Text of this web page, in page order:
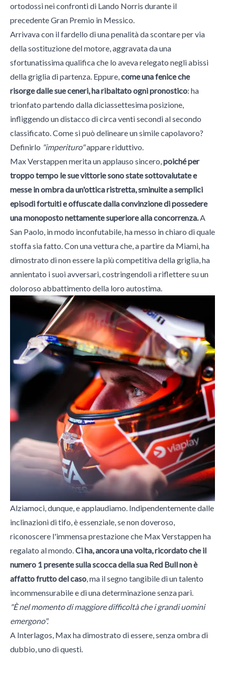
ortodossi nei confronti di Lando Norris durante il
precedente Gran Premio in Messico.
Arrivava con il fardello di una penalità da scontare per via
della sostituzione del motore, aggravata da una
sfortunatissima qualifica che lo aveva relegato negli abissi
della griglia di partenza. Eppure, come una fenice che
risorge dalle sue ceneri, ha ribaltato ogni pronostico: ha
trionfato partendo dalla diciassettesima posizione,
infliggendo un distacco di circa venti secondi al secondo
classificato. Come si può delineare un simile capolavoro?
Definirlo "imperituro"appare riduttivo.
Max Verstappen merita un applauso sincero, poiché per
troppo tempo le sue vittorie sono state sottovalutate e
messe in ombra da un'ottica ristretta, sminuite a semplici
episodi fortuiti e offuscate dalla convinzione di possedere
una monoposto nettamente superiore alla concorrenza. A
San Paolo, in modo inconfutabile, ha messo in chiaro di quale
stoffa sia fatto. Con una vettura che, a partire da Miami, ha
dimostrato di non essere la più competitiva della griglia, ha
annientato i suoi avversari, costringendoli a riflettere su un
doloroso abbattimento della loro autostima.
Alziamoci, dunque, e applaudiamo. Indipendentemente dalle
inclinazioni di tifo, è essenziale, se non doveroso,
riconoscere l'immensa prestazione che Max Verstappen ha
regalato al mondo. Ci ha, ancora una volta, ricordato che il
numero 1 presente sulla scocca della sua Red Bull non è
affatto frutto del caso , ma il segno tangibile di un talento
incommensurabile e di una determinazione senza pari.
"È nel momento di maggiore difficoltà che i grandi uomini
emergono".
A Interlagos, Max ha dimostrato di essere, senza ombra di
dubbio, uno di questi.